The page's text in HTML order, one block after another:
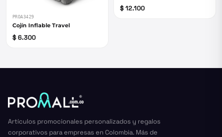
PROA3429
Cojín Inflable Travel
$ 6.300
$ 12.100
Artículos promocionales personalizados y regalos
corporativos para empresas en Colombia. Más de